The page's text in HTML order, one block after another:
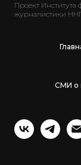
Проект Института
журналистики
СМИ о